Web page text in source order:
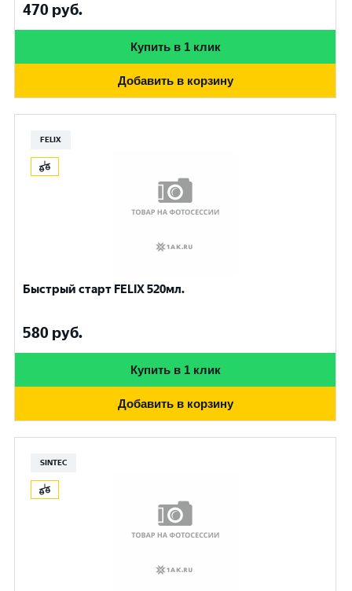
470 руб.
Купить в 1 клик
Добавить в корзину
FELIX
Быстрый старт FELIX 520мл.
580 руб.
Купить в 1 клик
Добавить в корзину
SINTEC